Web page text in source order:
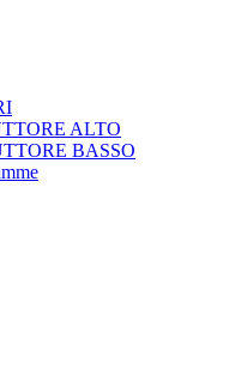
ALTO
BASSO